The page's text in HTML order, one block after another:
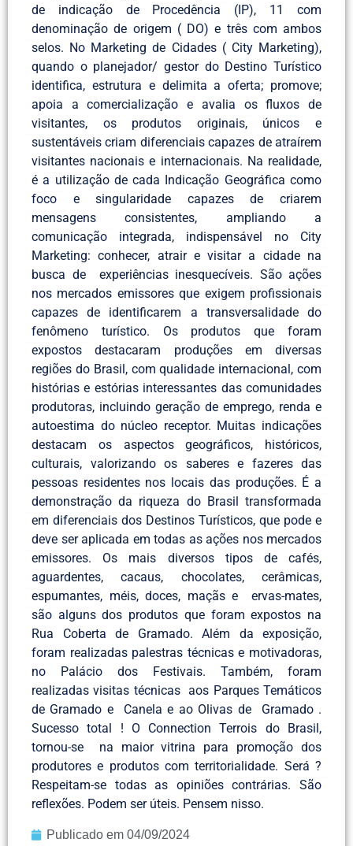
de indicação de Procedência (IP), 11 com
denominação de origem ( DO) e três com ambos
selos. No Marketing de Cidades ( City Marketing),
quando o planejador/ gestor do Destino Turístico
identifica, estrutura e delimita a oferta; promove;
apoia a comercialização e avalia os fluxos de
visitantes, os produtos originais, únicos e
sustentáveis criam diferenciais capazes de atraírem
visitantes nacionais e internacionais. Na realidade,
é a utilização de cada Indicação Geográfica como
foco e singularidade capazes de criarem
mensagens consistentes, ampliando a
comunicação integrada, indispensável no City
Marketing: conhecer, atrair e visitar a cidade na
busca de experiências inesquecíveis. São ações
nos mercados emissores que exigem profissionais
capazes de identificarem a transversalidade do
fenômeno turístico. Os produtos que foram
expostos destacaram produções em diversas
regiões do Brasil, com qualidade internacional, com
histórias e estórias interessantes das comunidades
produtoras, incluindo geração de emprego, renda e
autoestima do núcleo receptor. Muitas indicações
destacam os aspectos geográficos, históricos,
culturais, valorizando os saberes e fazeres das
pessoas residentes nos locais das produções. É a
demonstração da riqueza do Brasil transformada
em diferenciais dos Destinos Turísticos, que pode e
deve ser aplicada em todas as ações nos mercados
emissores. Os mais diversos tipos de cafés,
aguardentes, cacaus, chocolates, cerâmicas,
espumantes, méis, doces, maçãs e ervas-mates,
são alguns dos produtos que foram expostos na
Rua Coberta de Gramado. Além da exposição,
foram realizadas palestras técnicas e motivadoras,
no Palácio dos Festivais. Também, foram
realizadas visitas técnicas aos Parques Temáticos
de Gramado e Canela e ao Olivas de Gramado .
Sucesso total ! O Connection Terrois do Brasil,
tornou-se na maior vitrina para promoção dos
produtores e produtos com territorialidade. Será ?
Respeitam-se todas as opiniões contrárias. São
reflexões. Podem ser úteis. Pensem nisso.
Publicado em 04/09/2024